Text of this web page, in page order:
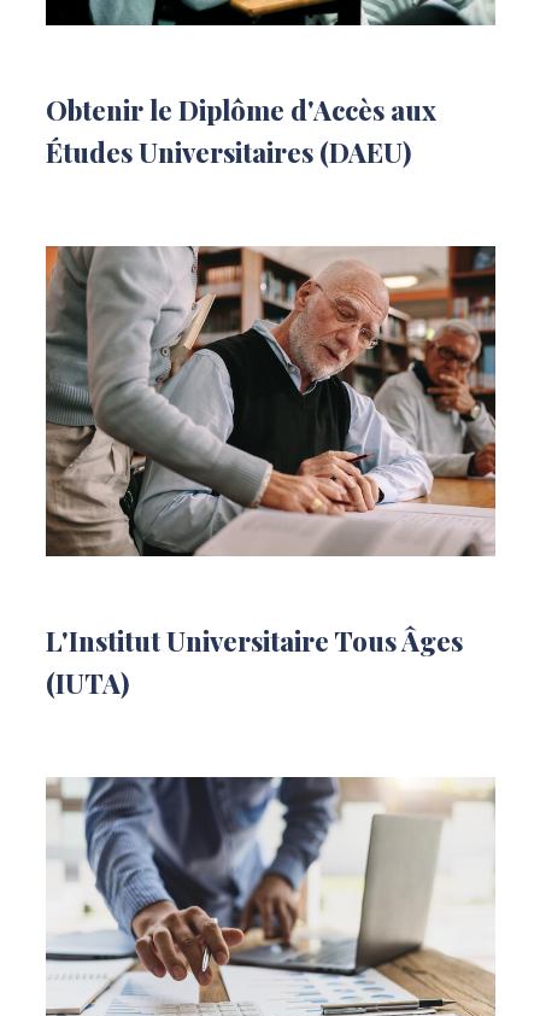
Obtenir le Diplôme d'Accès aux
Études Universitaires (DAEU)
L'Institut Universitaire Tous Âges
(IUTA)